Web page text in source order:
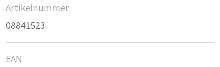
Artikelnummer
08841523
EAN